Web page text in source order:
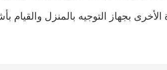
بجهاز التوجيه بالمنزل والقيام